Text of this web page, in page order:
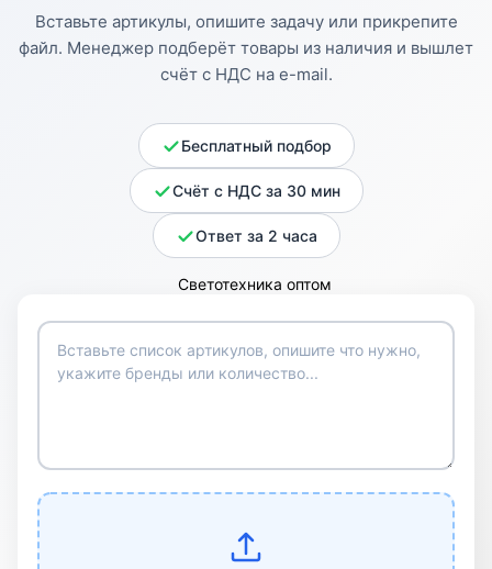
Вставьте артикулы, опишите задачу или прикрепите
файл. Менеджер подберёт товары из наличия и вышлет
счёт с НДС на e-mail.
Бесплатный подбор
Счёт с НДС за 30 мин
Ответ за 2 часа